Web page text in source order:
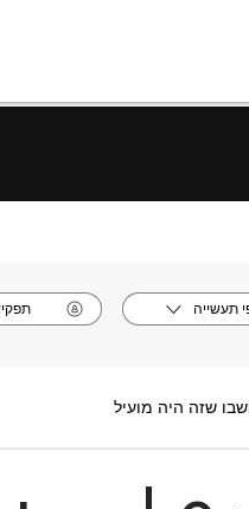
תעשייה